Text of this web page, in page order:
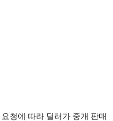
청에 따라 딜러가 중개 판매